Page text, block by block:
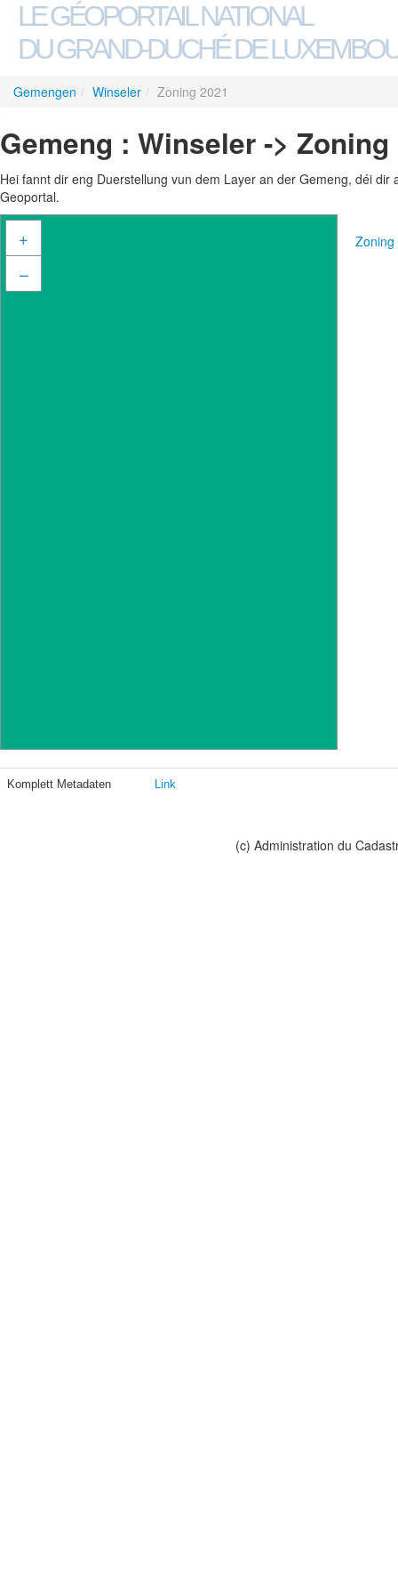
LE GÉOPORTAIL NATIONAL
DU GRAND-DUCHÉ DE
Gemengen / Winseler / Zoning 2021
Gemeng : Winseler -> Zoning
Hei fannt dir eng Duerstellung vun dem Layer an der Gemeng, déi
Geoportal.
+
–
Zoning
Komplett Metadaten Link
(c) Administration du